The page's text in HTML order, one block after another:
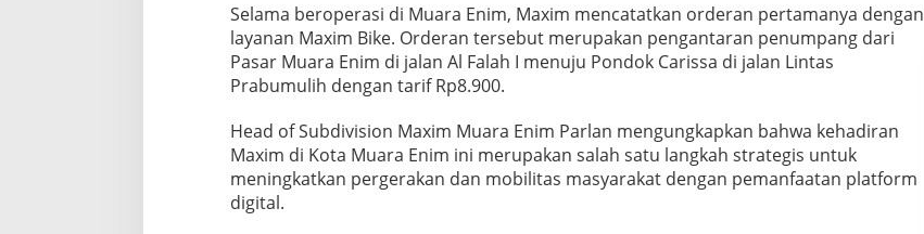
Selama beroperasi di Muara Enim, Maxim mencatatkan orderan pertamanya dengan
layanan Maxim Bike. Orderan tersebut merupakan pengantaran penumpang dari
Pasar Muara Enim di jalan Al Falah I menuju Pondok Carissa di jalan Lintas
Prabumulih dengan tarif Rp8.900.
Head of Subdivision Maxim Muara Enim Parlan mengungkapkan bahwa kehadiran
Maxim di Kota Muara Enim ini merupakan salah satu langkah strategis untuk
meningkatkan pergerakan dan mobilitas masyarakat dengan pemanfaatan platform
digital.